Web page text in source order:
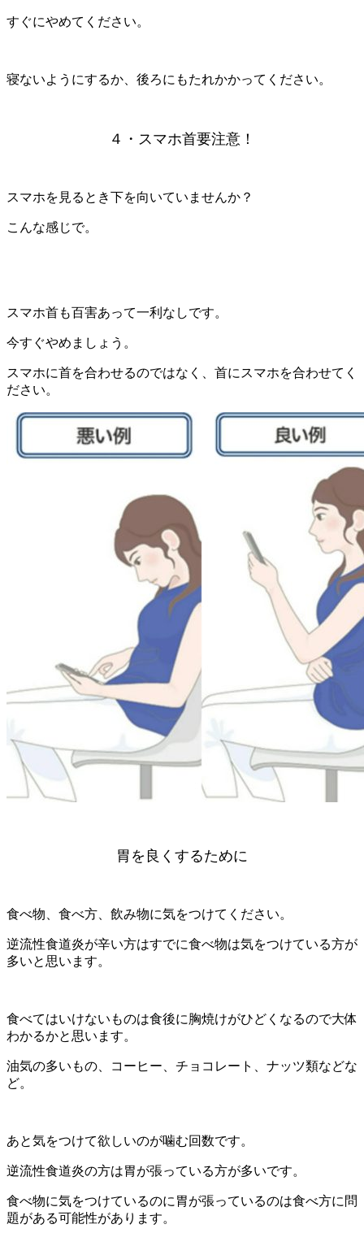
すぐにやめてください。
寝ないようにするか、後ろにもたれかかってください。
４・スマホ首要注意！
スマホを見るとき下を向いていませんか？
こんな感じで。
スマホ首も百害あって一利なしです。
今すぐやめましょう。
スマホに首を合わせるのではなく、首にスマホを合わせてく
ださい。
胃を良くするために
食べ物、食べ方、飲み物に気をつけてください。
逆流性食道炎が辛い方はすでに食べ物は気をつけている方が
多いと思います。
食べてはいけないものは食後に胸焼けがひどくなるので大体
わかるかと思います。
油気の多いもの、コーヒー、チョコレート、ナッツ類などな
ど。
あと気をつけて欲しいのが噛む回数です。
逆流性食道炎の方は胃が張っている方が多いです。
食べ物に気をつけているのに胃が張っているのは食べ方に問
題がある可能性があります。